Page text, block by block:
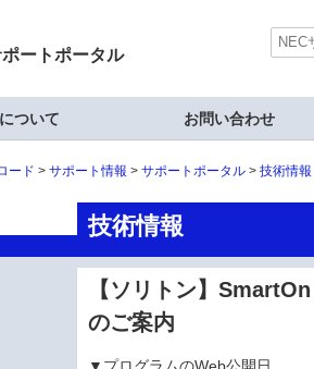
ートポータル
ついて お問い合わせ
ード サポート情報 サポートポータル 技術情
技術情報
【ソリトン】
のご案内